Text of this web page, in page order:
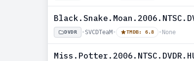
DVDR • SVCDTeaM • TMDB: 6.8 • None